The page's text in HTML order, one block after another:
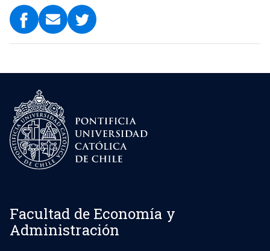
Facultad de Economía y
Administración